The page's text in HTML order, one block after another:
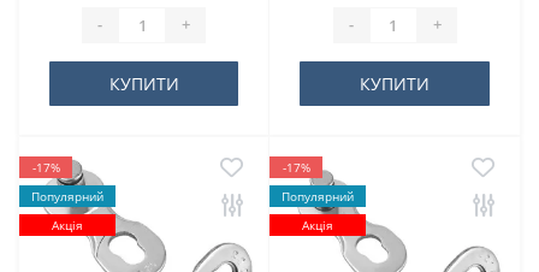
- +
КУПИТИ
- +
КУПИТИ
-17%
Популярний
Акція
-17%
Популярний
Акція